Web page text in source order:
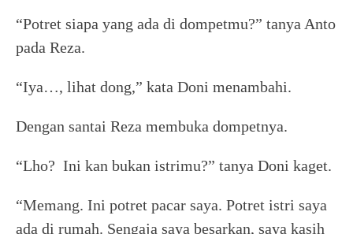
“Potret siapa yang ada di dompetmu?” tanya Anto
pada Reza.
“Iya…, lihat dong,” kata Doni menambahi.
Dengan santai Reza membuka dompetnya.
“Lho? Ini kan bukan istrimu?” tanya Doni kaget.
“Memang. Ini potret pacar saya. Potret istri saya
ada di rumah. Sengaja saya besarkan, saya kasih